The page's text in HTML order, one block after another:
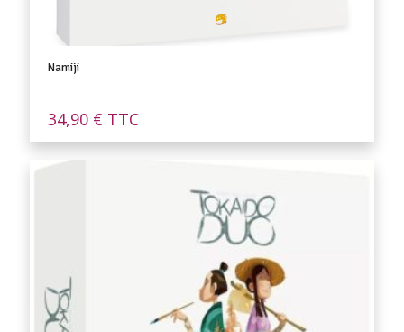
Namiji
34,90 € TTC